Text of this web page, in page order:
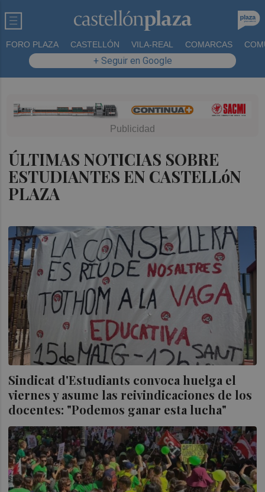
FORO PLAZA CASTELLÓN VILA-REAL COMARCAS
+ Seguir en Google
ÚLTIMAS NOTICIAS SOBRE
ESTUDIANTES EN CASTELLóN
PLAZA
Sindicat d'Estudiants convoca huelga el
viernes y asume las reivindicaciones de los
docentes: "Podemos ganar esta lucha"